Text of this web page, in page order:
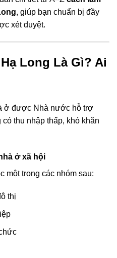
, giúp bạn chuẩn bị đầy
xét duyệt.
Long Là Gì? Ai
ở được Nhà nước hỗ trợ
thu nhập thấp, khó khăn
ở xã hội
một trong các nhóm sau:
thị